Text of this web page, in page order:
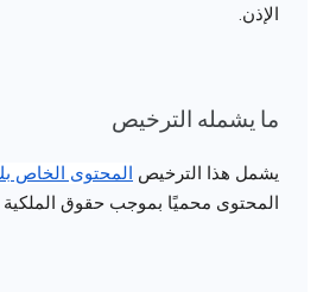
الإذن.
ما يشمله الترخيص
يشمل هذا الترخيص المحتوى الخاص
المحتوى محميًا بموجب حقوق الملكية